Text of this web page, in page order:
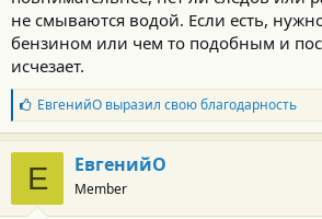
не смываются водой. Если есть,
бензином или чем то подобным и
исчезает.
Б
л
а
г
о
д
а
ЕвгенийОвыразил свою благодарность
Е ЕвгенийО
Member